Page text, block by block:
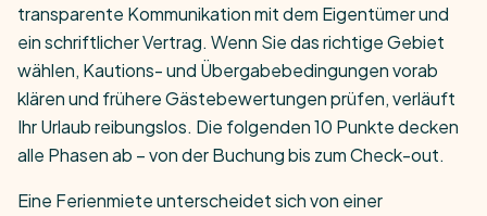
transparente Kommunikation mit dem Eigentümer und
ein schriftlicher Vertrag. Wenn Sie das richtige Gebiet
wählen, Kautions- und Übergabebedingungen vorab
klären und frühere Gästebewertungen prüfen, verläuft
Ihr Urlaub reibungslos. Die folgenden 10 Punkte decken
alle Phasen ab – von der Buchung bis zum Check-out.
Eine Ferienmiete unterscheidet sich von einer